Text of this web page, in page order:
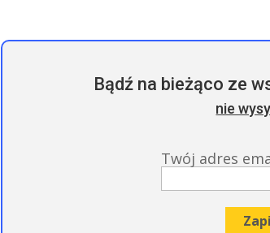
Bądź na bieżąco ze
nie
Twój adres